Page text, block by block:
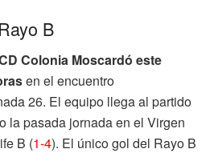
B
Colonia Moscardó este
en el encuentro
26. El equipo llega al partido
la pasada jornada en el Virgen
B (1-4). El único gol del Rayo B